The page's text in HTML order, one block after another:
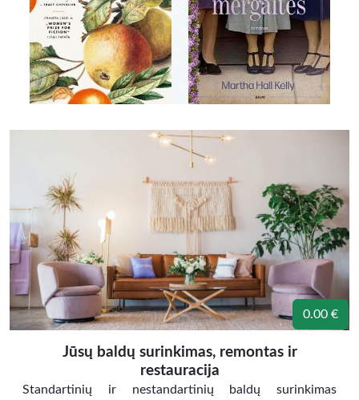
0.00 €
Jūsų baldų surinkimas, remontas ir
restauracija
Standartinių ir nestandartinių baldų surinkimas